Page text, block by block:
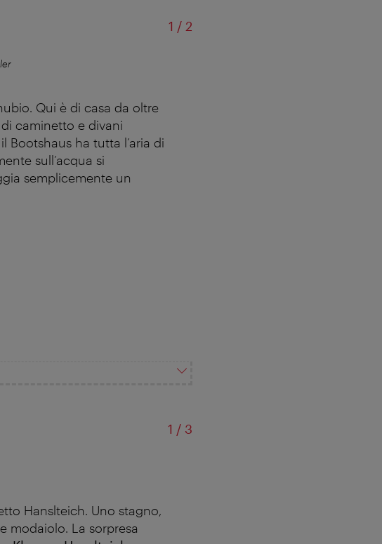
1 /di
2
Qui è di casa da oltre
caminetto e divani
Bootshaus ha tutta l’aria di
sull’acqua si
semplicemente un
1 /di
3
Hanslteich. Uno stagno,
modaiolo. La sorpresa